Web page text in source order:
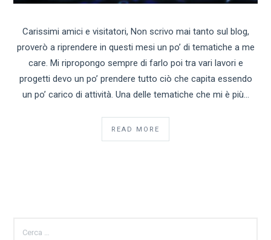
Carissimi amici e visitatori, Non scrivo mai tanto sul blog,
proverò a riprendere in questi mesi un po’ di tematiche a me
care. Mi ripropongo sempre di farlo poi tra vari lavori e
progetti devo un po’ prendere tutto ciò che capita essendo
un po’ carico di attività. Una delle tematiche che mi è più…
READ MORE
PER: